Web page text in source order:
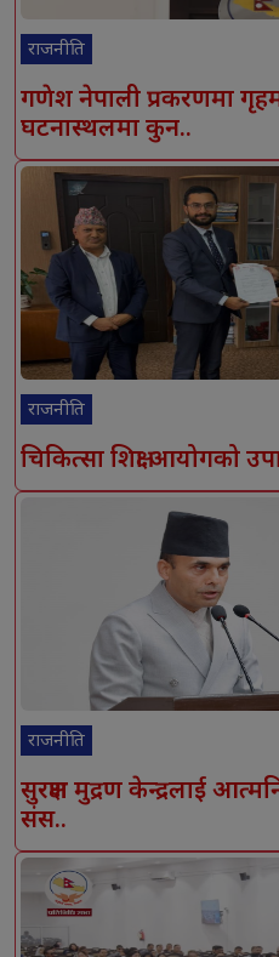
राजनीति
गणेश नेपाली प्रकरणमा
घटनास्थलमा कुन..
राजनीति
चिकित्सा शिक्षा आयोगको
राजनीति
सुरक्षण मुद्रण केन्द्रलाई
संस..